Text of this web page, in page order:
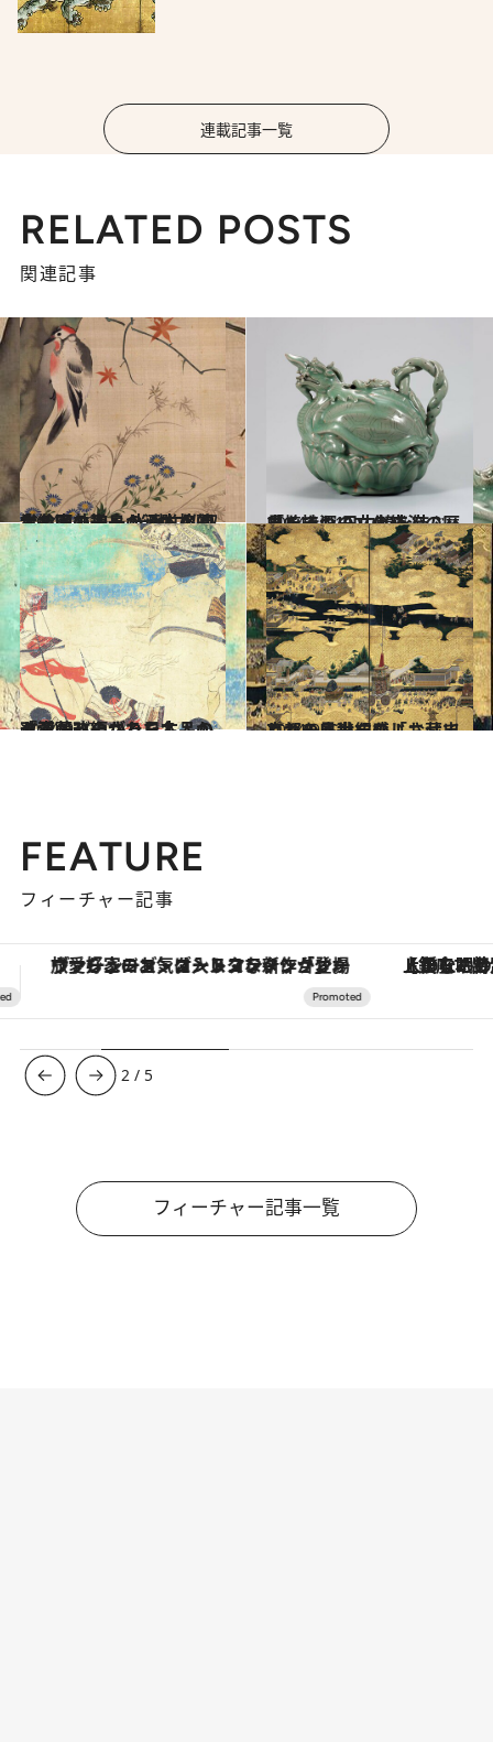
連載記事一覧
RELATED POSTS
関連記事
2014.10.29
大名家の子息から本格的な絵画の道へ 光琳に私淑した酒井抱一の洒脱な画業
カルチャー 2014.10.11
長くて深い文化交流の歴史を持つ 日中韓を結ぶ「焼きもの」の絆
カルチャー
2014.9.27
改変・改編された名品から浮かび上がる日本人の「愛蔵」のかたち
カルチャー 2014.9.13
京都の底力を感じさせてくれる 世紀の「お蔵出し」を見逃すな！
カルチャー
FEATURE
フィーチャー記事
【銀座で出合う最旬美容】美髪ケアや上質な眠り…セルフケアのアップデートから、特別な名入れギフトまで。大人のための「ReFa GINZA」クルーズ
3 / 5
フィーチャー記事一覧